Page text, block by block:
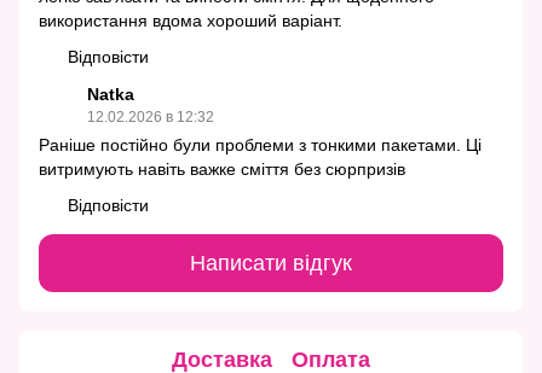
використання вдома хороший варіант.
Відповісти
Natka
12.02.2026 в 12:32
Раніше постійно були проблеми з тонкими пакетами. Ці
витримують навіть важке сміття без сюрпризів
Відповісти
Написати відгук
Доставка Оплата